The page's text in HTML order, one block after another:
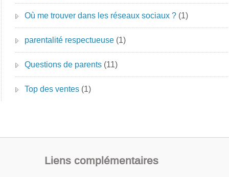
Où me trouver dans les réseaux sociaux ? (1)
parentalité respectueuse (1)
Questions de parents (11)
Top des ventes (1)
Liens complémentaires